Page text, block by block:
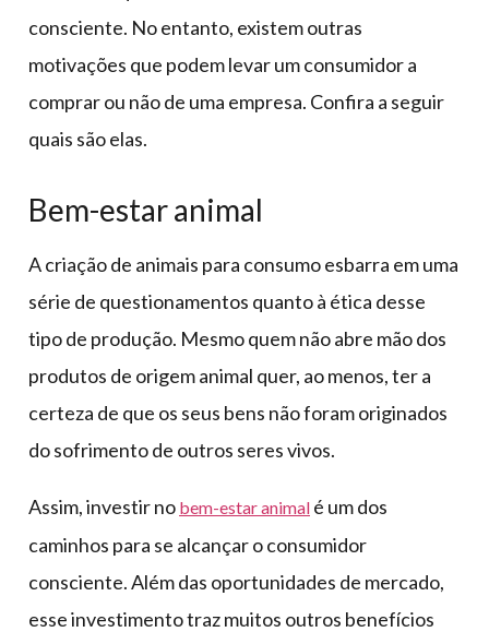
consciente. No entanto, existem outras
motivações que podem levar um consumidor a
comprar ou não de uma empresa. Confira a seguir
quais são elas.
Bem-estar animal
A criação de animais para consumo esbarra em uma
série de questionamentos quanto à ética desse
tipo de produção. Mesmo quem não abre mão dos
produtos de origem animal quer, ao menos, ter a
certeza de que os seus bens não foram originados
do sofrimento de outros seres vivos.
Assim, investir no bem-estar animal é um dos
caminhos para se alcançar o consumidor
consciente. Além das oportunidades de mercado,
esse investimento traz muitos outros benefícios